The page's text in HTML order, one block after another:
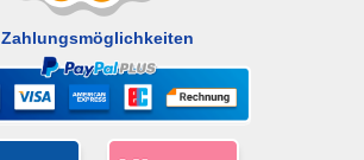
Zahlungsmöglichkeiten